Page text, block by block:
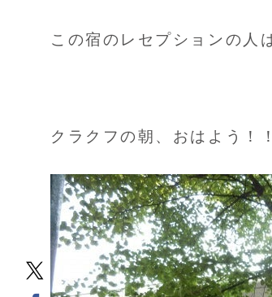
この宿のレセプションの人
クラクフの朝、おはよう！！